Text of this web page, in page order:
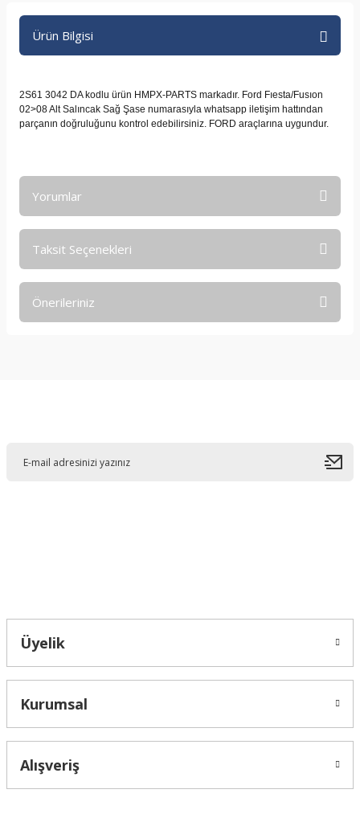
Ürün Bilgisi
2S61 3042 DA kodlu ürün HMPX-PARTS markadır. Ford Fıesta/Fusıon
02>08 Alt Salıncak Sağ Şase numarasıyla whatsapp iletişim hattından
parçanın doğruluğunu kontrol edebilirsiniz. FORD araçlarına uygundur.
Yorumlar
Taksit Seçenekleri
Önerileriniz
Üyelik
Kurumsal
Alışveriş